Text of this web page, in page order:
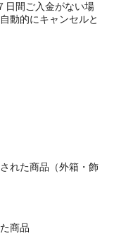
日間ご入金がない場
動的にキャンセルと
れた商品（外箱・飾
商品